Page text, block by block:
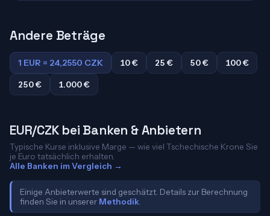
Andere Beträge
1 EUR = 24,2550 CZK 10 € 25 € 50 €
100 €
250 €
1.000 €
EUR/CZK bei Banken & Anbietern
Typische Kurse inklusive Marge — wie viel Tschechische Krone Sie
je Euro tatsächlich erhalten.
Alle Banken im Vergleich →
Einige Anbieterwerte sind geschätzt. Details zur Berechnung
finden Sie in unserer Methodik